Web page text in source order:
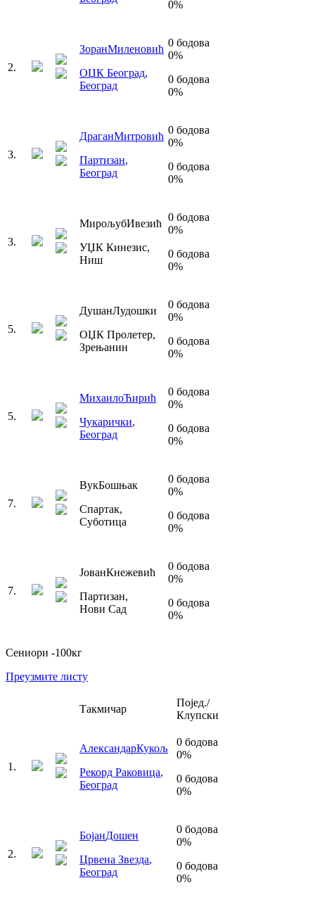
0%
2.
ЗоранМиленовић
ОЏК Београд,
Београд
0 бодова
0%
0 бодова
0%
3.
ДраганМитровић
Партизан,
Београд
0 бодова
0%
0 бодова
0%
3.
МирољубИвезић
УЏК Кинезис,
Ниш
0 бодова
0%
0 бодова
0%
5.
ДушанЛудошки
ОЏК Пролетер,
Зрењанин
0 бодова
0%
0 бодова
0%
5.
МихаилоЋирић
Чукарички,
Београд
0 бодова
0%
0 бодова
0%
7.
ВукБошњак
Спартак,
Суботица
0 бодова
0%
0 бодова
0%
7.
ЈованКнежевић
Партизан,
Нови Сад
0 бодова
0%
0 бодова
0%
Сениори -100кг
Преузмите листу
Такмичар
Појед./
Клупски
1 .
АлександарКукољ
Рекорд Раковица,
Београд
0 бодова
0%
0 бодова
0%
2.
БојанДошен
Црвена Звезда,
Београд
0 бодова
0%
0 бодова
0%